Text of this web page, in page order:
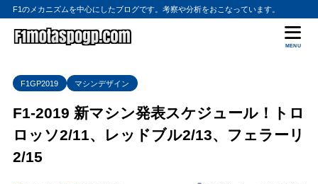
F1のメカニズムを中心にしたブログです。考察や分析をおこなっています。
MENU
F1GP2019 マシンデザイン
F1-2019 新マシン発表スケジュール！トロ
ロッソ2/11、レッドブル2/13、フェラーリ
2/15